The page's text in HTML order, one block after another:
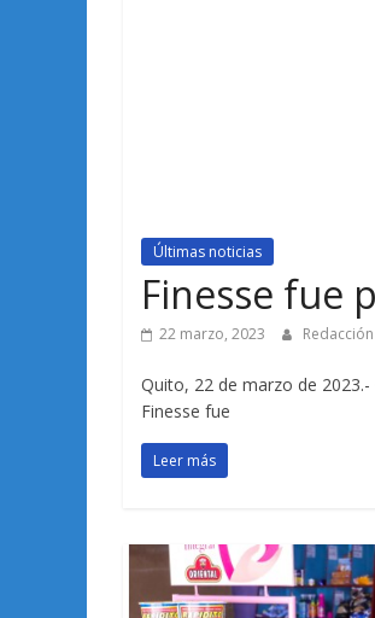
Últimas noticias
Finesse fue
22 marzo, 2023 Redacción
Quito, 22 de marzo de
Finesse fue
Leer más